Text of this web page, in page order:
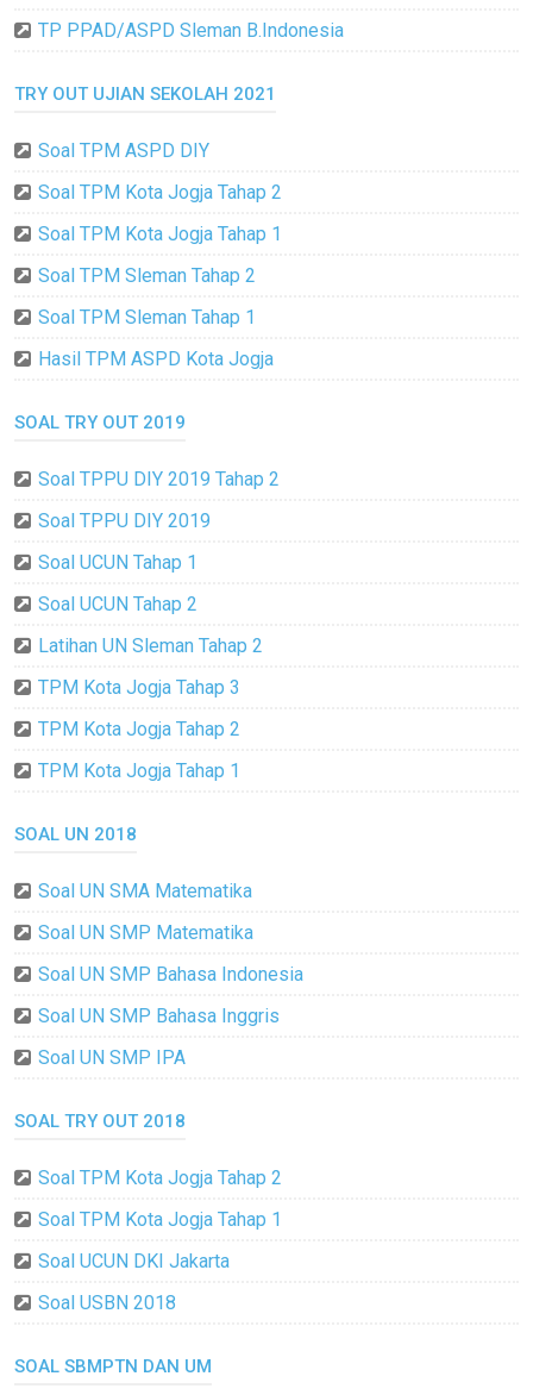
TP PPAD/ASPD Sleman B.Indonesia
TRY OUT UJIAN SEKOLAH 2021
Soal TPM ASPD DIY
Soal TPM Kota Jogja Tahap 2
Soal TPM Kota Jogja Tahap 1
Soal TPM Sleman Tahap 2
Soal TPM Sleman Tahap 1
Hasil TPM ASPD Kota Jogja
SOAL TRY OUT 2019
Soal TPPU DIY 2019 Tahap 2
Soal TPPU DIY 2019
Soal UCUN Tahap 1
Soal UCUN Tahap 2
Latihan UN Sleman Tahap 2
TPM Kota Jogja Tahap 3
TPM Kota Jogja Tahap 2
TPM Kota Jogja Tahap 1
SOAL UN 2018
Soal UN SMA Matematika
Soal UN SMP Matematika
Soal UN SMP Bahasa Indonesia
Soal UN SMP Bahasa Inggris
Soal UN SMP IPA
SOAL TRY OUT 2018
Soal TPM Kota Jogja Tahap 2
Soal TPM Kota Jogja Tahap 1
Soal UCUN DKI Jakarta
Soal USBN 2018
SOAL SBMPTN DAN UM